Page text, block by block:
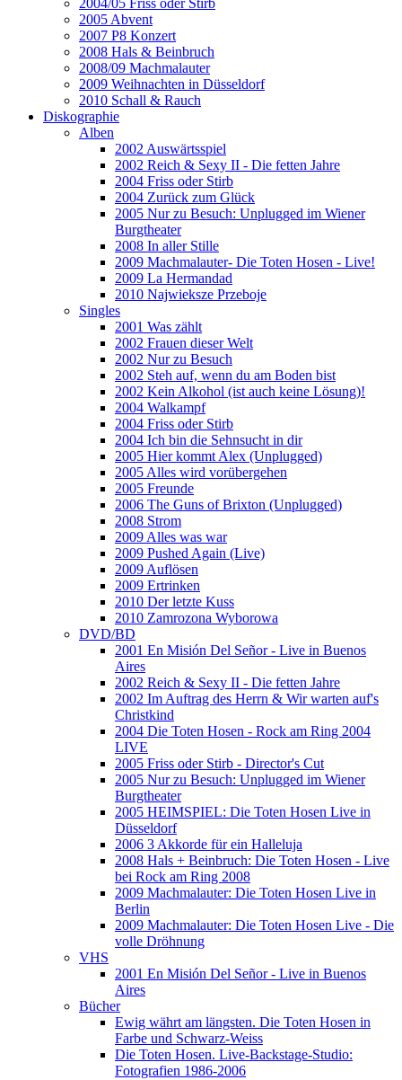
2004/05 Friss oder Stirb
2005 Abvent
2007 P8 Konzert
2008 Hals & Beinbruch
2008/09 Machmalauter
2009 Weihnachten in Düsseldorf
2010 Schall & Rauch
Diskographie
Alben
2002 Auswärtsspiel
2002 Reich & Sexy II - Die fetten Jahre
2004 Friss oder Stirb
2004 Zurück zum Glück
2005 Nur zu Besuch: Unplugged im Wiener
Burgtheater
2008 In aller Stille
2009 Machmalauter- Die Toten Hosen - Live!
2009 La Hermandad
2010 Najwieksze Przeboje
Singles
2001 Was zählt
2002 Frauen dieser Welt
2002 Nur zu Besuch
2002 Steh auf, wenn du am Boden bist
2002 Kein Alkohol (ist auch keine Lösung)!
2004 Walkampf
2004 Friss oder Stirb
2004 Ich bin die Sehnsucht in dir
2005 Hier kommt Alex (Unplugged)
2005 Alles wird vorübergehen
2005 Freunde
2006 The Guns of Brixton (Unplugged)
2008 Strom
2009 Alles was war
2009 Pushed Again (Live)
2009 Auflösen
2009 Ertrinken
2010 Der letzte Kuss
2010 Zamrozona Wyborowa
DVD/BD
2001 En Misión Del Señor - Live in Buenos
Aires
2002 Reich & Sexy II - Die fetten Jahre
2002 Im Auftrag des Herrn & Wir warten auf's
Christkind
2004 Die Toten Hosen - Rock am Ring 2004
LIVE
2005 Friss oder Stirb - Director's Cut
2005 Nur zu Besuch: Unplugged im Wiener
Burgtheater
2005 HEIMSPIEL: Die Toten Hosen Live in
Düsseldorf
2006 3 Akkorde für ein Halleluja
2008 Hals + Beinbruch: Die Toten Hosen - Live
bei Rock am Ring 2008
2009 Machmalauter: Die Toten Hosen Live in
Berlin
2009 Machmalauter: Die Toten Hosen Live - Die
volle Dröhnung
VHS
2001 En Misión Del Señor - Live in Buenos
Aires
Bücher
Ewig währt am längsten. Die Toten Hosen in
Farbe und Schwarz-Weiss
Die Toten Hosen. Live-Backstage-Studio:
Fotografien 1986-2006